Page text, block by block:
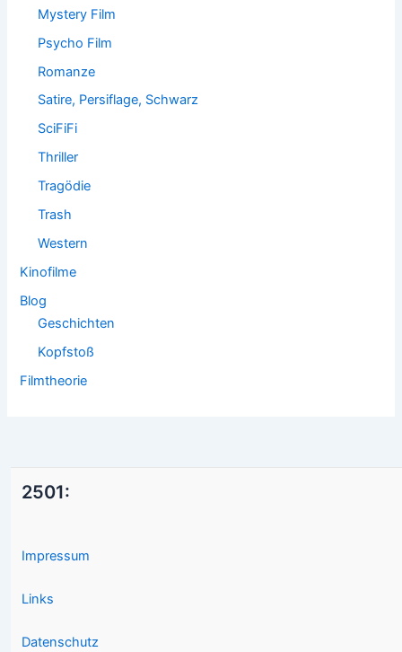
Mystery Film
Psycho Film
Romanze
Satire, Persiflage, Schwarz
SciFiFi
Thriller
Tragödie
Trash
Western
Kinofilme
Blog
Geschichten
Kopfstoß
Filmtheorie
2501:
Impressum
Links
Datenschutz